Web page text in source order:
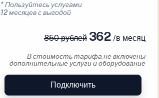
* Пользуйтесь услугами
12 месяцев с выгодой
850 рублей362 /в месяц
В стоимость тарифа не включены
дополнительные услуги и оборудование
Подключить